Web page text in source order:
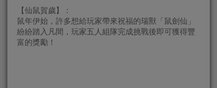
【仙鼠賀歲】：
鼠年伊始，許多想給玩家帶來祝福的瑞獸「鼠劍仙」
紛紛踏入凡間，玩家五人組隊完成挑戰後即可獲得豐
富的獎勵！